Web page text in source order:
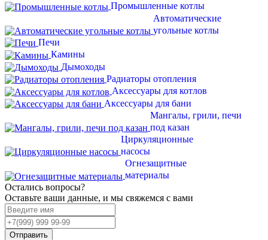
Промышленные котлы
Автоматические
угольные котлы
Печи
Камины
Дымоходы
Радиаторы отопления
Аксессуары для котлов
Аксессуары для бани
Мангалы, грили, печи
под казан
Циркуляционные
насосы
Огнезащитные
материалы
Остались вопросы?
Оставьте ваши данные, и мы свяжемся с вами
Отправить